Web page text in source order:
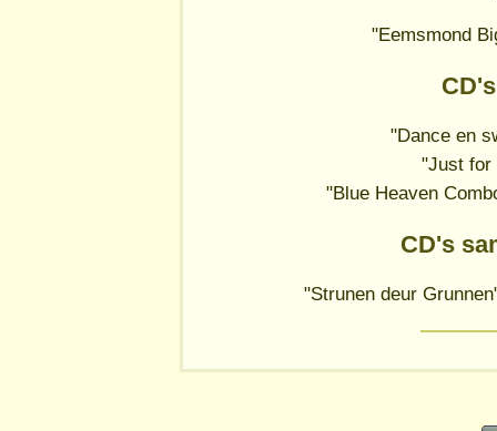
"Eemsmond
"Dance en
"Just for
"Blue Heaven
CD's
"Strunen deur